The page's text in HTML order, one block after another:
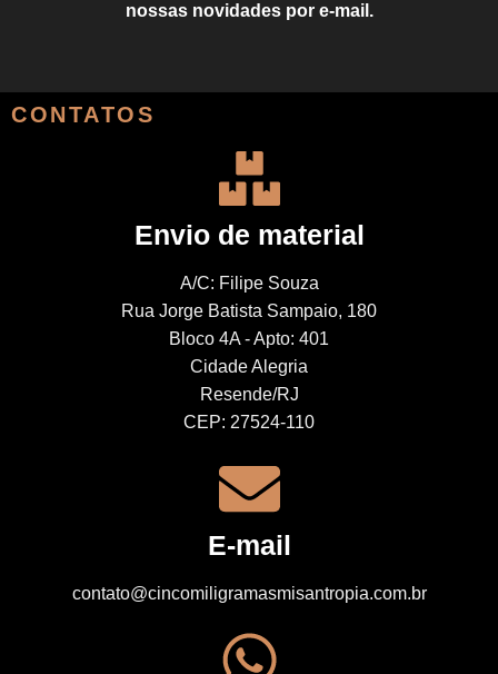
nossas novidades por e-mail.
CONTATOS
Envio de material
A/C: Filipe Souza
Rua Jorge Batista Sampaio, 180
Bloco 4A - Apto: 401
Cidade Alegria
Resende/RJ
CEP: 27524-110
E-mail
contato@cincomiligramasmisantropia.com.br